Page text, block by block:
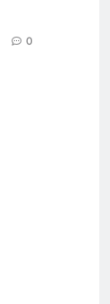
0